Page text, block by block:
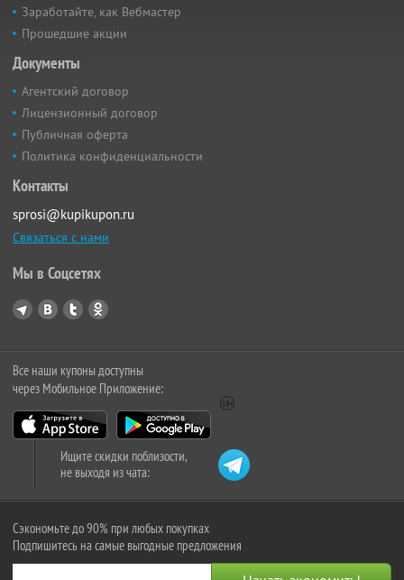
Заработайте, как Вебмастер
Прошедшие акции
Документы
Агентский договор
Лицензионный договор
Публичная оферта
Политика конфиденциальности
Контакты
sprosi@kupikupon.ru
Связаться с нами
Мы в Соцсетях
Все наши купоны доступны
через Мобильное Приложение:
Ищите скидки поблизости,
не выходя из чата:
Сэкономьте до 90% при любых покупках
Подпишитесь на самые выгодные предложения